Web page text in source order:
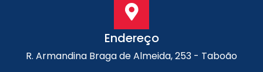
Endereço
R. Armandina Braga de Almeida, 253 - Taboão